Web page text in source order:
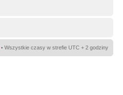
• Wszystkie czasy w strefie UTC + 2 godziny